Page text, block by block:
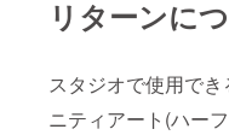
リターンに
スタジオで使用でき
ニティアート(ハー